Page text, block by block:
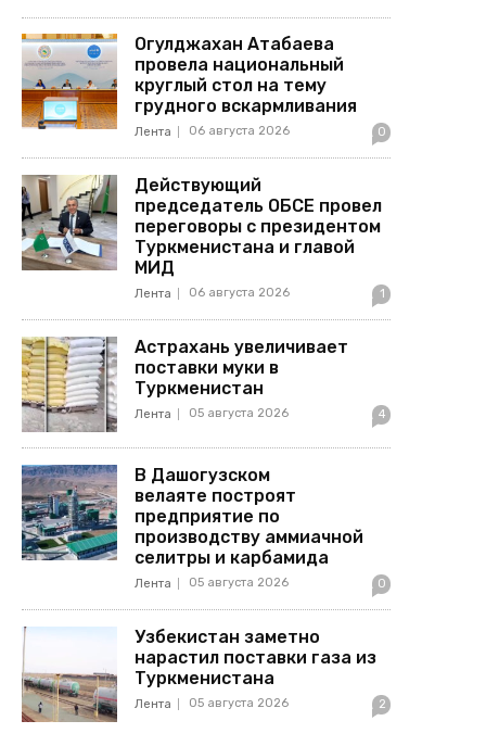
Огулджахан Атабаева
провела национальный
круглый стол на тему
грудного вскармливания
Лента 06 августа 2026 0
Действующий
председатель ОБСЕ провел
переговоры с президентом
Туркменистана и главой
МИД
Лента 06 августа 2026 1
Астрахань увеличивает
поставки муки в
Туркменистан
Лента 05 августа 2026 4
В Дашогузском
велаяте построят
предприятие по
производству аммиачной
селитры и карбамида
Лента 05 августа 2026 0
Узбекистан заметно
нарастил поставки газа из
Туркменистана
Лента 05 августа 2026 2